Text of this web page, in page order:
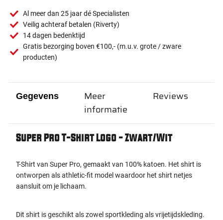
Al meer dan 25 jaar dé Specialisten
Veilig achteraf betalen (Riverty)
14 dagen bedenktijd
Gratis bezorging boven €100,- (m.u.v. grote / zware
producten)
Gegevens
Super Pro T-Shirt Logo - Zwart/Wit
T-Shirt van Super Pro, gemaakt van 100% katoen. Het shirt is
ontworpen als athletic-fit model waardoor het shirt netjes
aansluit om je lichaam.
Dit shirt is geschikt als zowel sportkleding als vrijetijdskleding.
Meer
informatie
Reviews